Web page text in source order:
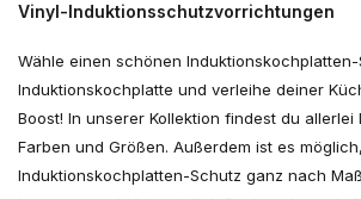
Vinyl-Induktionsschutzvorrichtungen
Wähle einen schönen
Induktionskochplatte und verleihe deiner
Boost! In unserer Kollektion findest du allerlei
Farben und Größen. Außerdem ist es
Induktionskochplatten-Schutz ganz nach